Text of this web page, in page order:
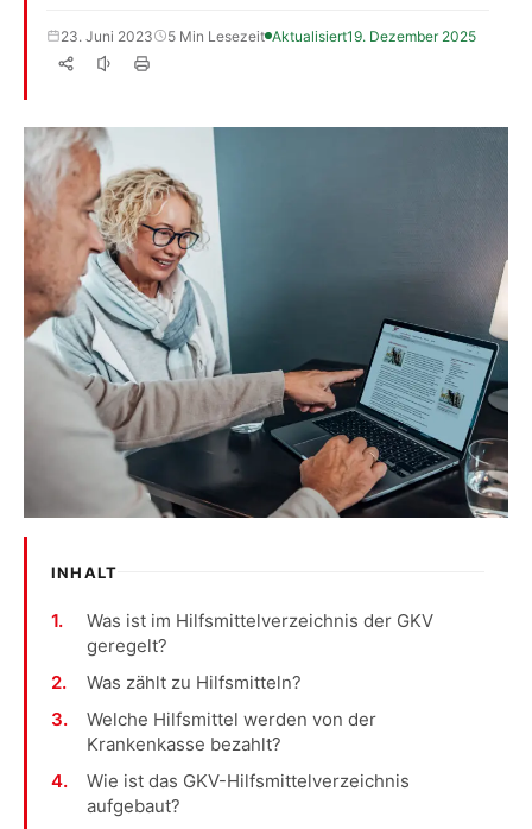
23. Juni 2023 5 Min Lesezeit Aktualisiert19. Dezember 2025
INHALT
Was ist im Hilfsmittelverzeichnis der GKV
geregelt?
Was zählt zu Hilfsmitteln?
Welche Hilfsmittel werden von der
Krankenkasse bezahlt?
Wie ist das GKV-Hilfsmittelverzeichnis
aufgebaut?